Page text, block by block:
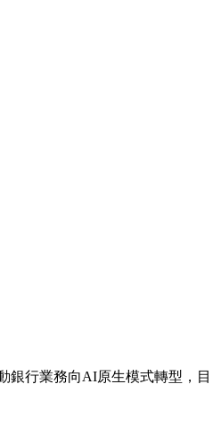
銀行業務向AI原生模式轉型，目